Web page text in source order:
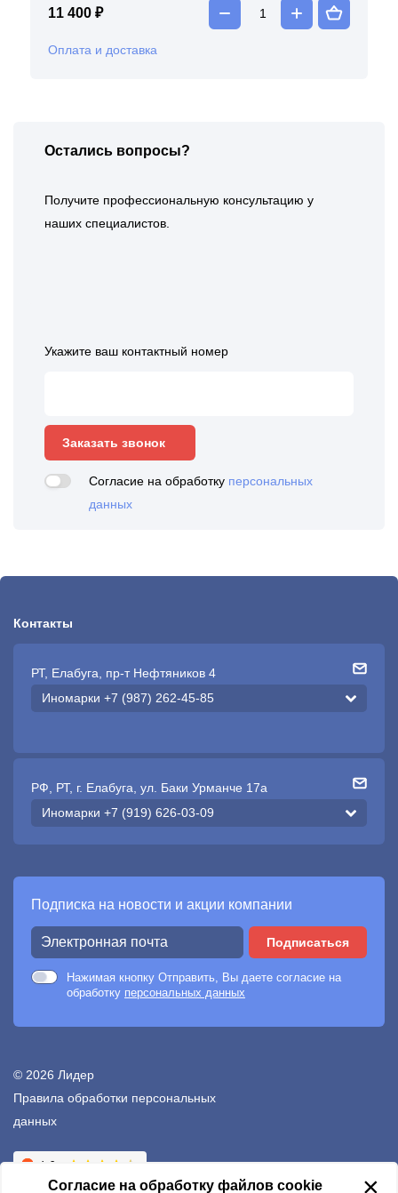
11 400 ₽
Оплата и доставка
Остались вопросы?
Получите профессиональную консультацию у
наших специалистов.
Укажите ваш контактный номер
Заказать звонок
Согласие на обработку персональных
данных
Контакты
РТ, Елабуга, пр-т Нефтяников 4
Иномарки +7 (987) 262-45-85
РФ, РТ, г. Елабуга, ул. Баки Урманче 17а
Иномарки +7 (919) 626-03-09
Подписка на новости и акции компании
Подписаться
Нажимая кнопку Отправить, Вы даете согласие на
обработку персональных данных
© 2026 Лидер
Правила обработки персональных
данных
Согласие на обработку файлов cookie